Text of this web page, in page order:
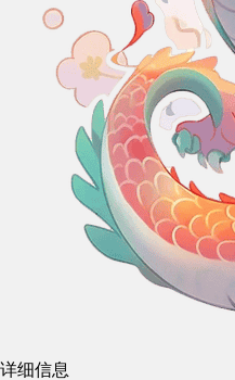
详细信息